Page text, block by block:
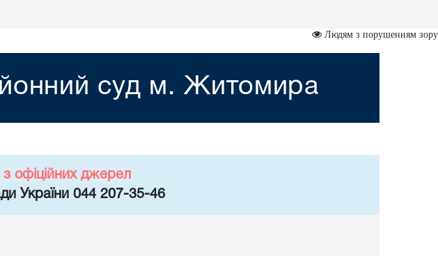
Людям з порушенням зору
суд м. Житомира
офіційних джерел
України 044 207-35-46